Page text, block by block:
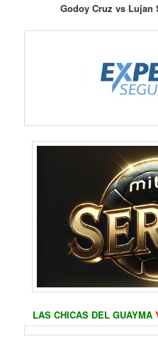
Godoy Cruz vs Lujan
LAS CHICAS DEL GUAYMA